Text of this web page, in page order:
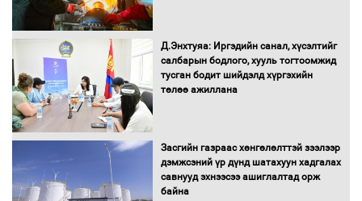
Д.Энхтуяа: Иргэдийн санал, хүсэлтийг
салбарын бодлого, хууль тогтоомжид
тусган бодит шийдэлд хүргэхийн
төлөө ажиллана
Засгийн газраас хөнгөлөлттэй зээлээр
дэмжсэний үр дүнд шатахуун хадгалах
савнууд эхнээсээ ашиглалтад орж
байна